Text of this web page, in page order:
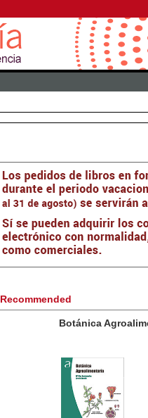
Recommended
Botánica Agroalimentaria